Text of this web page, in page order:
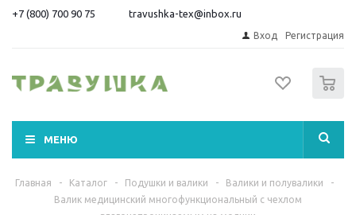
+7 (800) 700 90 75 travushka-tex@inbox.ru
Вход Регистрация
МЕНЮ
Главная - Каталог - Подушки и валики - Валики и полувалики
-
Валик медицинский многофункциональный с чехлом